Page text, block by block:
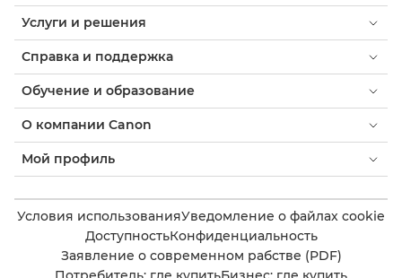
Услуги и решения
Справка и поддержка
Обучение и образование
О компании Canon
Мой профиль
Условия использованияУведомление о файлах cookie
ДоступностьКонфиденциальность
Заявление о современном рабстве (PDF)